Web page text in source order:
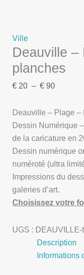
Ville
Deauville –
planches
€ 20 – € 90
Deauville – Plage –
Dessin Numérique
de la caricature en
Dessin numérique
numéroté (ultra
Impressions du
galeries d’art.
Choisissez votre
UGS : DEAUVILLE-
Description
Informations